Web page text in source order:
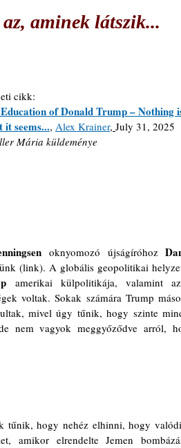
aminek látszik...
cikk:
of Donald Trump – Nothing
it seems..., Alex Krainer, July 31, 2025
Mária küldeménye
oknyomozó újságíróhoz
(link). A globális geopolitikai
amerikai külpolitikája, valamint
voltak. Sokak számára Trump
mivel úgy tűnik, hogy szinte
tűnik, hogy nehéz elhinni, hogy
amikor elrendelte Jemen